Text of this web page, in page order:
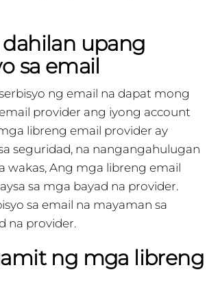
upang
sa email
ng email na dapat mong
provider ang iyong account
libreng email provider ay
seguridad, na nangangahulugan
wakas, Ang mga libreng email
sa mga bayad na provider.
sa email na mayaman sa
na provider.
ng mga libreng